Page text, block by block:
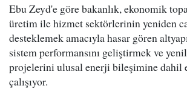
Ebu Zeyd'e göre bakanlık, ekonomik
üretim ile hizmet sektörlerinin yeniden
desteklemek amacıyla hasar gören
sistem performansını geliştirmek ve
projelerini ulusal enerji bileşimine dahil
çalışıyor.